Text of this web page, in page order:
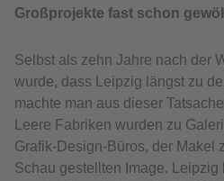
Großprojekte fast schon
Selbst als zehn Jahre nach der
wurde, dass Leipzig längst zu
machte man aus dieser
Leere Fabriken wurden zu
Grafik-Design-Büros, der Makel
Schau gestellten Image. Leipzig